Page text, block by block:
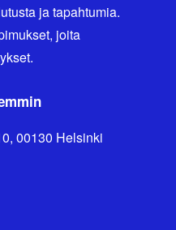
ja tapahtumia.
joita
00130 Helsinki